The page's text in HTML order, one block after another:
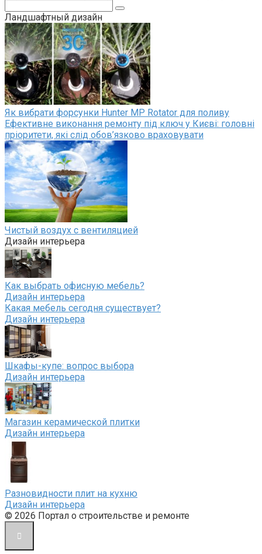
Ландшафтный дизайн
Як вибрати форсунки Hunter MP Rotator для поливу
Ефективне виконання ремонту під ключ у Києві: головні
пріоритети, які слід обов’язково враховувати
Чистый воздух с вентиляцией
Дизайн интерьера
Как выбрать офисную мебель?
Дизайн интерьера
Какая мебель сегодня существует?
Дизайн интерьера
Шкафы-купе: вопрос выбора
Дизайн интерьера
Магазин керамической плитки
Дизайн интерьера
Разновидности плит на кухню
Дизайн интерьера
© 2026 Портал о строительстве и ремонте